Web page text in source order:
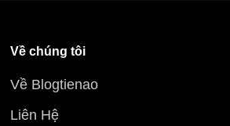
Về chúng tôi
Về Blogtienao
Liên Hệ